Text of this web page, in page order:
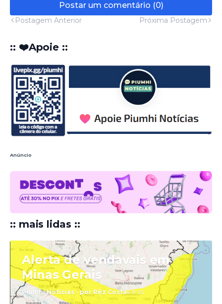
Postar um comentário (0)
Postagem Anterior Próxima Postagem
:: ❤️Apoie ::
Anúncio
:: mais lidas ::
Alerta de vendavais em
Minas Gerais
Piumhi Notícias - por Rêz Costa6.8.26